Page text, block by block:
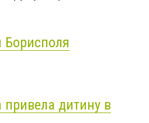
Борисполя
привела дитину в